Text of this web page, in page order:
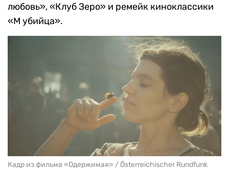
любовь», «Клуб Зеро» и ремейк киноклассики
«М убийца».
Кадр из фильма «Одержимая» / Österreichischer Rundfunk